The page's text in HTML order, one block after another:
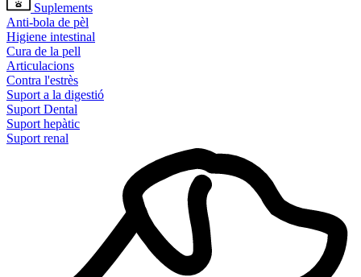
Suplements
Anti-bola de pèl
Higiene intestinal
Cura de la pell
Articulacions
Contra l'estrès
Suport a la digestió
Suport Dental
Suport hepàtic
Suport renal